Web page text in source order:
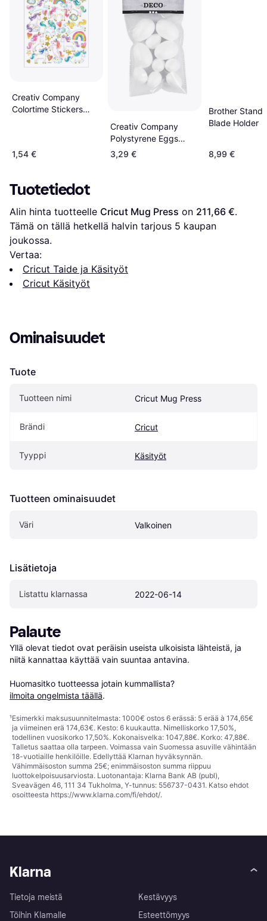
Creativ Company
Colortime Stickers
1,54 €
Creativ Company
Polystyrene Eggs
White 25 to 35 mm 10
pcs
3,29 €
Brother
Blade Holder
8,99 €
Tuotetiedot
Alin hinta tuotteelle Cricut Mug Press on 211,66 €.
Tämä on tällä hetkellä halvin tarjous 5 kaupan
joukossa.
Vertaa:
Cricut Taide ja Käsityöt
Cricut Käsityöt
Ominaisuudet
Tuote
Tuotteen nimi Cricut Mug Press
Brändi Cricut
Tyyppi Käsityöt
Tuotteen ominaisuudet
Väri Valkoinen
Lisätietoja
Listattu klarnassa 2022-06-14
Palaute
Yllä olevat tiedot ovat peräisin useista ulkoisista lähteistä, ja
niitä kannattaa käyttää vain suuntaa antavina.
Huomasitko tuotteessa jotain kummallista?
ilmoita ongelmista täällä.
¹Esimerkki maksusuunnitelmasta: 1000€ ostos 6 erässä: 5 erää à 174,65€
ja viimeinen erä 174,63€. Kesto: 6 kuukautta. Nimelliskorko 17,50%,
todellinen vuosikorko 17,50%. Kokonaisvelka: 1047,88€. Korko: 47,88€.
Talletus saattaa olla tarpeen. Voimassa vain Suomessa asuville vähintään
18-vuotiaille henkilöille. Edellyttää Klarnan hyväksynnän.
Vähimmäisoston summa 25€; enimmäisoston summa riippuu
luottokelpoisuusarviosta. Luotonantaja: Klarna Bank AB (publ),
Sveavägen 46, 111 34 Tukholma, Y-tunnus: 556737-0431. Katso ehdot
osoitteesta https://www.klarna.com/fi/ehdot/.
Klarna
Tietoja meistä
Töihin Klarnalle
Kestävyys
Esteettömyys